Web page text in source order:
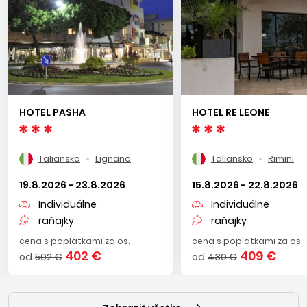
zónou – či do niektorých z vyhlásených outletov.
HOTEL PASHA
Taliansko Lignano
19.8.2026 - 23.8.2026
Individuálne
raňajky
cena s poplatkami za os.
od 502 € 402 €
HOTEL RE LEONE
Taliansko Rimini
15.8.2026 - 22.8.2026
Individuálne
raňajky
cena s poplatkami za os.
od 430 € 409 €